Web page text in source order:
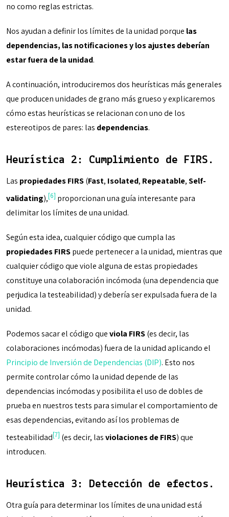
no como reglas estrictas.
Nos ayudan a definir los límites de la unidad porque las
dependencias, las notificaciones y los ajustes deberían
estar fuera de la unidad.
A continuación, introduciremos dos heurísticas más generales
que producen unidades de grano más grueso y explicaremos
cómo estas heurísticas se relacionan con uno de los
estereotipos de pares: las dependencias.
Heurística 2: Cumplimiento de FIRS.
Las propiedades FIRS(Fast, Isolated, Repeatable,Self-
validating),[6] proporcionan una guía interesante para
delimitar los límites de una unidad.
Según esta idea, cualquier código que cumpla las
propiedades FIRSpuede pertenecer a la unidad, mientras que
cualquier código que viole alguna de estas propiedades
constituye una colaboración incómoda (una dependencia que
perjudica la testeabilidad) y debería ser expulsada fuera de la
unidad.
Podemos sacar el código queviola FIRS(es decir, las
colaboraciones incómodas) fuera de la unidad aplicando el
Principio de Inversión de Dependencias (DIP). Esto nos
permite controlar cómo la unidad depende de las
dependencias incómodas y posibilita el uso de dobles de
prueba en nuestros tests para simular el comportamiento de
esas dependencias, evitando así los problemas de
testeabilidad[7] (es decir, lasviolaciones de FIRS) que
introducen.
Heurística 3: Detección de efectos.
Otra guía para determinar los límites de una unidad está